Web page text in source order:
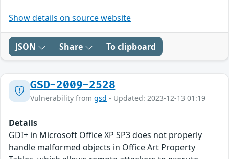
Show details on source website
JSON Share To clipboard
GSD-2009-2528
Vulnerability from gsd - Updated: 2023-12-13 01:19
Details
GDI+ in Microsoft Office XP SP3 does not properly
handle malformed objects in Office Art Property